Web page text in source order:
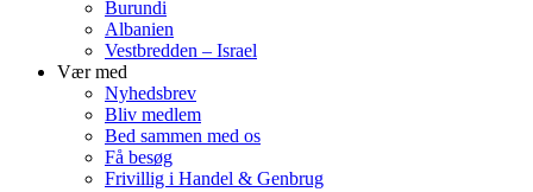
Burundi
Albanien
Vestbredden – Israel
Vær med
Nyhedsbrev
Bliv medlem
Bed sammen med os
Få besøg
Frivillig i Handel & Genbrug